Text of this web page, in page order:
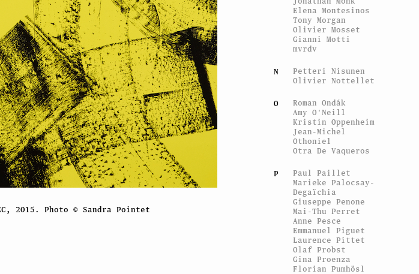
2015. Photo © Sandra Pointet
Elena Montesinos
Tony Morgan
Olivier Mosset
Gianni Motti
mvrdv
N
Petteri Nisunen
Olivier Nottellet
O
Roman Ondák
Amy O'Neill
Kristin Oppenheim
Jean-Michel
Othoniel
Otra De Vaqueros
P
Paul Paillet
Marieke Palocsay-
Degaïchia
Giuseppe Penone
Mai-Thu Perret
Anne Pesce
Emmanuel Piguet
Laurence Pittet
Olaf Probst
Gina Proenza
Florian Pumhösl